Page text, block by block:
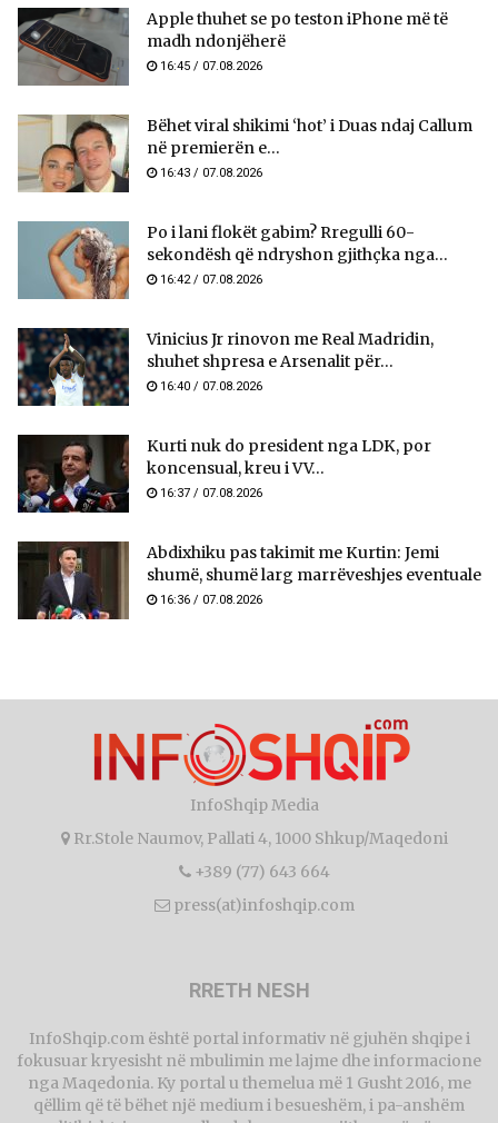
Apple thuhet se po teston iPhone më të
madh ndonjëherë
16:45 / 07.08.2026
Bëhet viral shikimi ‘hot’ i Duas ndaj Callum
në premierën e...
16:43 / 07.08.2026
Po i lani flokët gabim? Rregulli 60-
sekondësh që ndryshon gjithçka nga...
16:42 / 07.08.2026
Vinicius Jr rinovon me Real Madridin,
shuhet shpresa e Arsenalit për...
16:40 / 07.08.2026
Kurti nuk do president nga LDK, por
koncensual, kreu i VV...
16:37 / 07.08.2026
Abdixhiku pas takimit me Kurtin: Jemi
shumë, shumë larg marrëveshjes eventuale
16:36 / 07.08.2026
InfoShqip Media
Rr.Stole Naumov, Pallati 4, 1000 Shkup/Maqedoni
+389 (77) 643 664
press(at)infoshqip.com
RRETH NESH
InfoShqip.com është portal informativ në gjuhën shqipe i
fokusuar kryesisht në mbulimin me lajme dhe informacione
nga Maqedonia. Ky portal u themelua më 1 Gusht 2016, me
qëllim që të bëhet një medium i besueshëm, i pa-anshëm